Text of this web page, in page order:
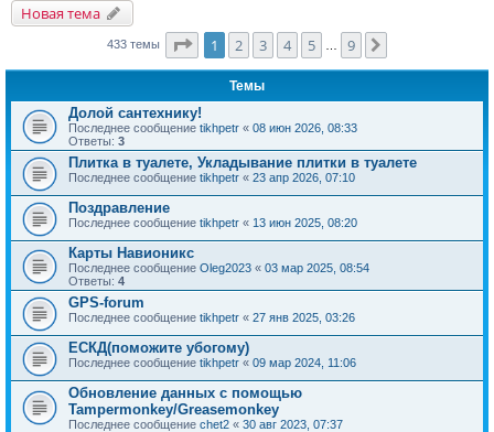
Новая тема
433 темы Страница1 из
1 2 3 4 5 9
Темы
Долой сантехнику!
Последнее сообщение tikhpetr « 08 июн 2026, 08:33
Ответы: 3
Плитка в туалете, Укладывание плитки в туалете
Последнее сообщение tikhpetr « 23 апр 2026, 07:10
Поздравление
Последнее сообщение tikhpetr « 13 июн 2025, 08:20
Карты Навионикс
Последнее сообщение Oleg2023 « 03 мар 2025, 08:54
Ответы: 4
GPS-forum
Последнее сообщение tikhpetr « 27 янв 2025, 03:26
ЕСКД(поможите убогому)
Последнее сообщение tikhpetr « 09 мар 2024, 11:06
Обновление данных с помощью
Tampermonkey/Greasemonkey
Последнее сообщение chet2 « 30 авг 2023, 07:37